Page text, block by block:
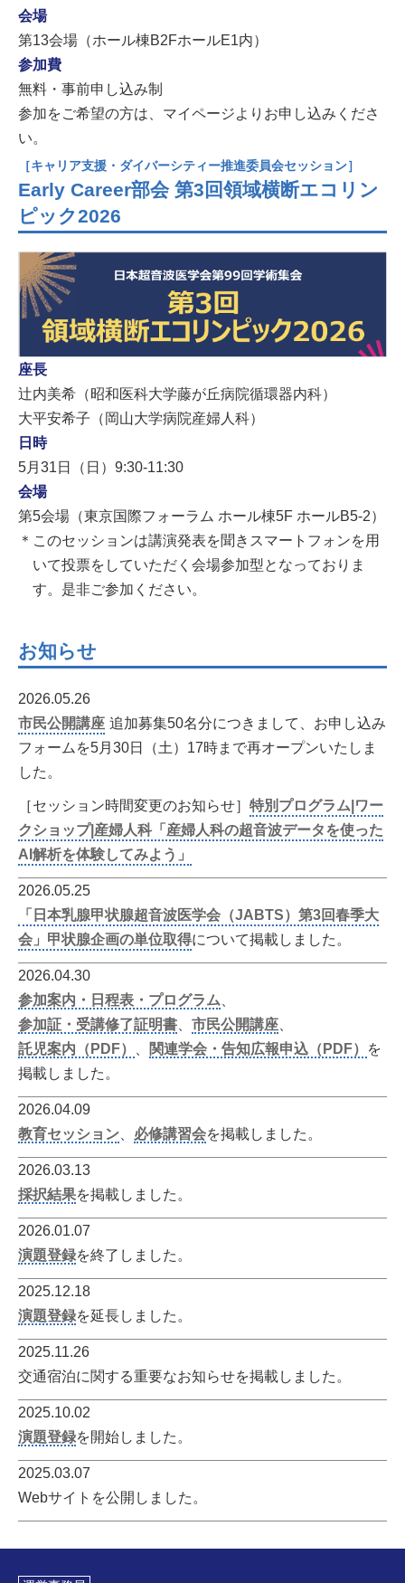
会場
第13会場（ホール棟B2FホールE1内）
参加費
無料・事前申し込み制
参加をご希望の方は、マイページよりお申し込みくださ
い。
［キャリア支援・ダイバーシティー推進委員会セッション］
Early Career部会 第3回領域横断エコリン
ピック2026
座長
辻内美希（昭和医科大学藤が丘病院循環器内科）
大平安希子（岡山大学病院産婦人科）
日時
5月31日（日）9:30-11:30
会場
第5会場（東京国際フォーラム ホール棟5F ホールB5-2）
＊このセッションは講演発表を聞きスマートフォンを用
いて投票をしていただく会場参加型となっておりま
す。是非ご参加ください。
お知らせ
2026.05.26
市民公開講座 追加募集50名分につきまして、お申し込み
フォームを5月30日（土）17時まで再オープンいたしま
した。
［セッション時間変更のお知らせ］ 特別プログラム|ワー
クショップ|産婦人科「産婦人科の超音波データを使った
AI解析を体験してみよう」
2026.05.25
「日本乳腺甲状腺超音波医学会（JABTS）第3回春季大
会」甲状腺企画の単位取得について掲載しました。
2026.04.30
参加案内・日程表・プログラム
参加証・受講修了証明書
市民公開講座
託児案内（PDF）
関連学会・告知広報申込（PDF）
を
掲載しました。
2026.04.09
教育セッション
必修講習会を掲載しました。
2026.03.13
採択結果を掲載しました。
2026.01.07
演題登録を終了しました。
2025.12.18
演題登録を延長しました。
2025.11.26
交通宿泊に関する重要なお知らせを掲載しました。
2025.10.02
演題登録を開始しました。
2025.03.07
Webサイトを公開しました。